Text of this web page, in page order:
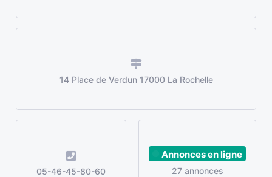
14 Place de Verdun 17000 La Rochelle
05-46-45-80-60
Annonces en ligne
27 annonces